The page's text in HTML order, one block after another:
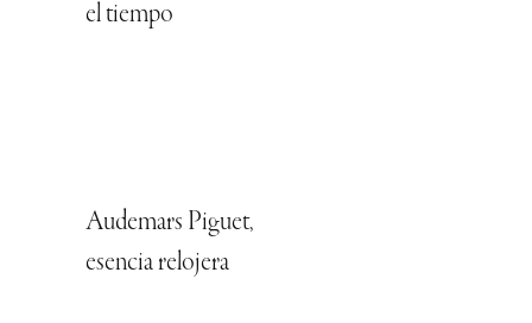
el tiempo
Audemars Piguet,
esencia relojera